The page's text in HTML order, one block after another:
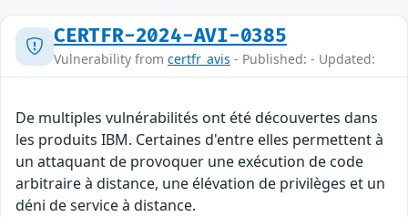
CERTFR-2024-AVI-0385
Vulnerability from certfr_avis - Published: - Updated:
De multiples vulnérabilités ont été découvertes dans
les produits IBM. Certaines d'entre elles permettent à
un attaquant de provoquer une exécution de code
arbitraire à distance, une élévation de privilèges et un
déni de service à distance.